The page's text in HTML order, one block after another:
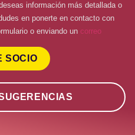
información más detallada o
en ponerte en contacto con
o enviando un correo
SOCIO